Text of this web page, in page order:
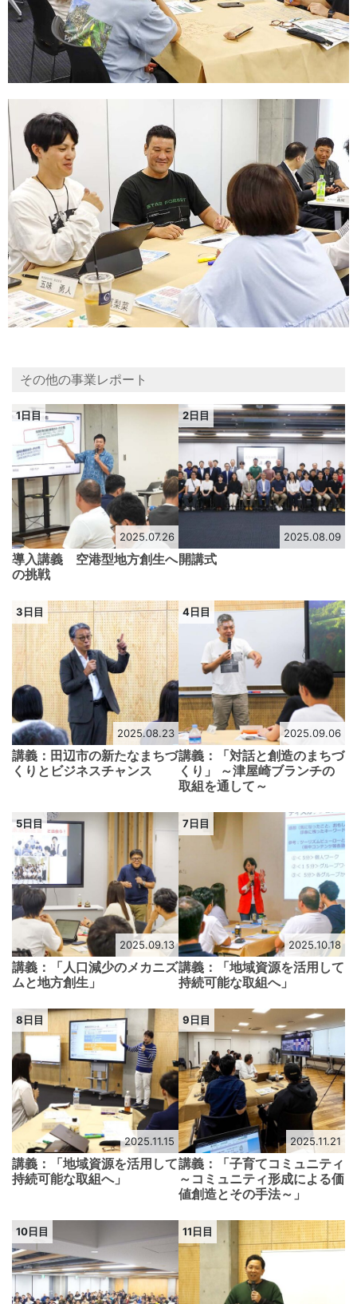
その他の事業レポート
1日目
2025.07.26
導入講義 空港型地方創生へ
の挑戦
2日目
2025.08.09
開講式
3日目
2025.08.23
講義：田辺市の新たなまちづ
くりとビジネスチャンス
4日目
2025.09.06
講義：「対話と創造のまちづ
くり」 ～津屋崎ブランチの
取組を通して～
5日目
2025.09.13
講義：「人口減少のメカニズ
ムと地方創生」
7日目
2025.10.18
講義：「地域資源を活用して
持続可能な取組へ」
8日目
2025.11.15
講義：「地域資源を活用して
持続可能な取組へ」
9日目
2025.11.21
講義：「子育てコミュニティ
～コミュニティ形成による価
値創造とその手法～」
10日目 11日目